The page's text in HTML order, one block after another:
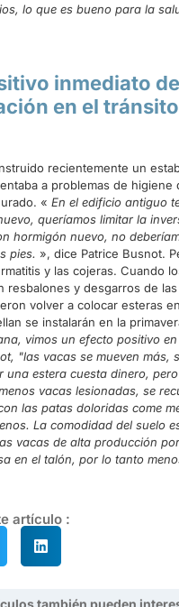
lo que es bueno para la
inmediato
en el
recientemente un
a problemas de higiene
« En el edificio antiguo
queríamos limitar la
hormigón nuevo, no
pies. », dice Patrice Busnot.
y las cojeras. Cuando
resbalones y desgarros de
volver a colocar esteras
se instalarán en la
vimos un efecto positivo
"las vacas se mueven más,
una estera cuesta dinero,
vacas lesionadas, se
las patas doloridas come
La comodidad del suelo
vacas de alta producción
en el talón, por lo tanto
artículo :
también pueden